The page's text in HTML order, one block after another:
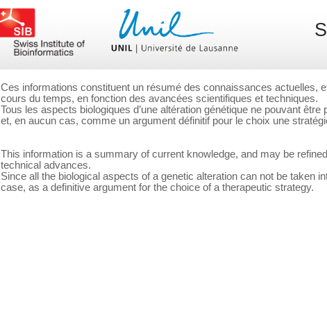
Ces informations constituent un résumé des connaissances actuelles,
cours du temps, en fonction des avancées scientifiques et techniques.
Tous les aspects biologiques d’une altération génétique ne pouvant
et, en aucun cas, comme un argument définitif pour le choix une
This information is a summary of current knowledge, and may be
technical advances.
Since all the biological aspects of a genetic alteration can not be taken
case, as a definitive argument for the choice of a therapeutic strategy.